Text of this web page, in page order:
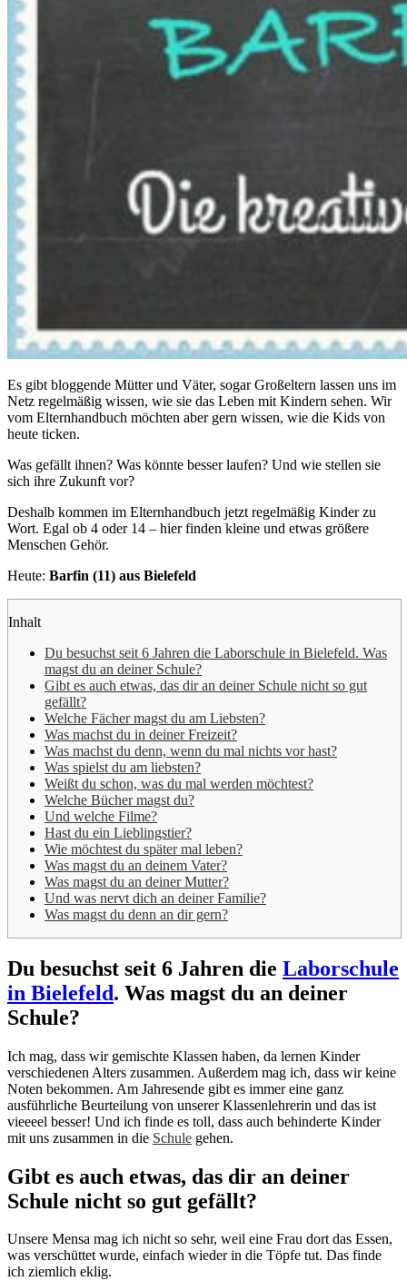
Es gibt bloggende Mütter und Väter, sogar Großeltern lassen uns im
Netz regelmäßig wissen, wie sie das Leben mit Kindern sehen. Wir
vom Elternhandbuch möchten aber gern wissen, wie die Kids von
heute ticken.
Was gefällt ihnen? Was könnte besser laufen? Und wie stellen sie
sich ihre Zukunft vor?
Deshalb kommen im Elternhandbuch jetzt regelmäßig Kinder zu
Wort. Egal ob 4 oder 14 – hier finden kleine und etwas größere
Menschen Gehör.
Heute: Barfin (11) aus Bielefeld
Inhalt
Du besuchst seit 6 Jahren die Laborschule in Bielefeld. Was
magst du an deiner Schule?
Gibt es auch etwas, das dir an deiner Schule nicht so gut
gefällt?
Welche Fächer magst du am Liebsten?
Was machst du in deiner Freizeit?
Was machst du denn, wenn du mal nichts vor hast?
Was spielst du am liebsten?
Weißt du schon, was du mal werden möchtest?
Welche Bücher magst du?
Und welche Filme?
Hast du ein Lieblingstier?
Wie möchtest du später mal leben?
Was magst du an deinem Vater?
Was magst du an deiner Mutter?
Und was nervt dich an deiner Familie?
Was magst du denn an dir gern?
Du besuchst seit 6 Jahren die Laborschule
in Bielefeld. Was magst du an deiner
Schule?
Ich mag, dass wir gemischte Klassen haben, da lernen Kinder
verschiedenen Alters zusammen. Außerdem mag ich, dass wir keine
Noten bekommen. Am Jahresende gibt es immer eine ganz
ausführliche Beurteilung von unserer Klassenlehrerin und das ist
vieeeel besser! Und ich finde es toll, dass auch behinderte Kinder
mit uns zusammen in die Schule gehen.
Gibt es auch etwas, das dir an deiner
Schule nicht so gut gefällt?
Unsere Mensa mag ich nicht so sehr, weil eine Frau dort das Essen,
was verschüttet wurde, einfach wieder in die Töpfe tut. Das finde
ich ziemlich eklig.